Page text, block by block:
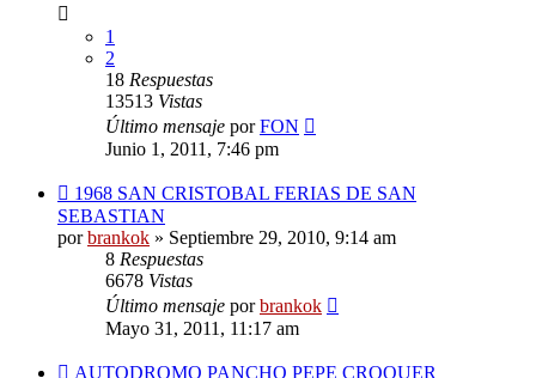
1
2
18 Respuestas
13513 Vistas
Último mensaje porFON
Junio 1, 2011, 7:46 pm
1968 SAN CRISTOBAL FERIAS DE SAN
SEBASTIAN
porbrankok » Septiembre 29, 2010, 9:14 am
8 Respuestas
6678 Vistas
Último mensaje porbrankok
Mayo 31, 2011, 11:17 am
AUTODROMO PANCHO PEPE CROQUER